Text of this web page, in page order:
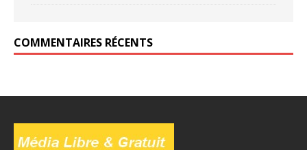
COMMENTAIRES RÉCENTS